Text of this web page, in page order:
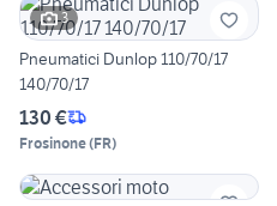
3
Pneumatici Dunlop 110/70/17
140/70/17
130 €
Frosinone(FR)